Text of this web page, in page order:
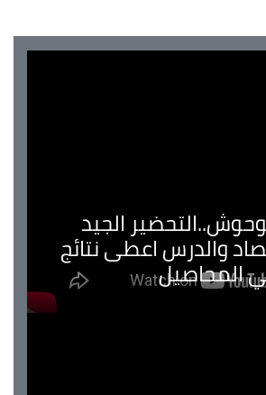
الجيد
والدرس اعطى نتائج
المحاصيل